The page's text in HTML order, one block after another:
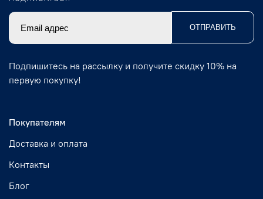
Покупателям
Доставка и оплата
Контакты
Блог
ОТПРАВИТЬ
Подпишитесь на рассылку и получите скидку 10% на
первую покупку!